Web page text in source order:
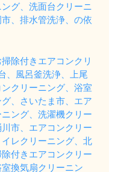
グ、洗面台クリーニ
、排水管洗浄、の依
除付きエアコンクリ
、風呂釜洗浄、上尾
クリーニング、浴室
、さいたま市、エア
ング、洗濯機クリー
市、エアコンクリー
レクリーニング、北
付きエアコンクリー
換気扇クリーニン